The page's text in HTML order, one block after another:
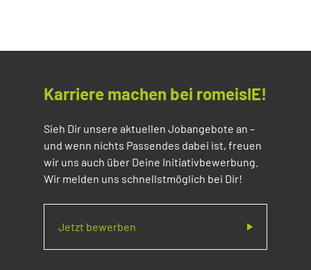
Karriere machen bei romeisIE!
Sieh Dir unsere aktuellen Jobangebote an –
und wenn nichts Passendes dabei ist, freuen
wir uns auch über Deine Initiativbewerbung.
Wir melden uns schnellstmöglich bei Dir!
Jetzt bewerben